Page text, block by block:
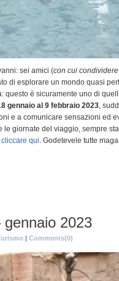
sei amici (con cui
di esplorare un mondo quasi
questo è sicuramente uno di
gennaio al 9 febbraio 2023,
e a comunicare sensazioni ed
giornate del viaggio, sempre
cliccare qui. Godetevele tutte
gennaio 2023
| Comments(0)